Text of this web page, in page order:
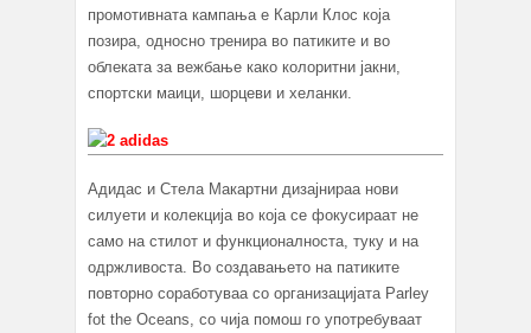
промотивната кампања е Карли Клос која
позира, односно тренира во патиките и во
облеката за вежбање како колоритни јакни,
спортски маици, шорцеви и хеланки.
Адидас и Стела Макартни дизајнираа нови
силуети и колекција во која се фокусираат не
само на стилот и функционалноста, туку и на
одржливоста. Во создавањето на патиките
повторно соработуваа со организацијата Parley
fot the Oceans, со чија помош го употребуваат